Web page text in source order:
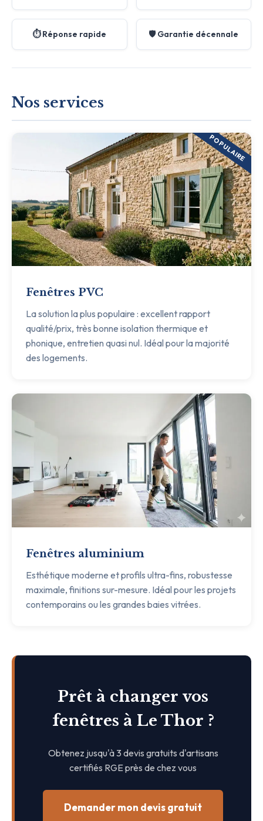
⏱️ Réponse rapide 🛡️ Garantie décennale
Nos services
POPULAIRE
Fenêtres PVC
La solution la plus populaire : excellent rapport
qualité/prix, très bonne isolation thermique et
phonique, entretien quasi nul. Idéal pour la majorité
des logements.
Fenêtres aluminium
Esthétique moderne et profils ultra-fins, robustesse
maximale, finitions sur-mesure. Idéal pour les projets
contemporains ou les grandes baies vitrées.
Prêt à changer vos
fenêtres à Le Thor ?
Obtenez jusqu'à 3 devis gratuits d'artisans
certifiés RGE près de chez vous
Demander mon devis gratuit